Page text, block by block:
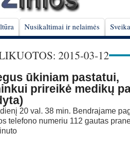
Nusikaltimai ir nelaimės
2015-03-12
ūkiniam pastatui,
prireikė medikų
20 val. 38 min. Bendrajame
telefono numeriu 112 gautas